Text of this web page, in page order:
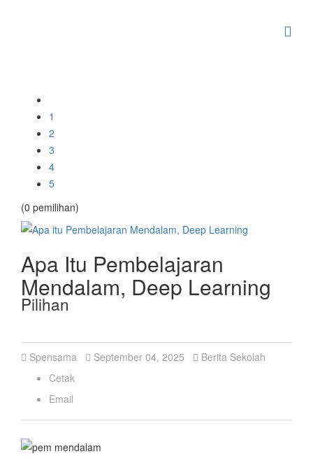
1
2
3
4
5
(0 pemilihan)
Apa Itu Pembelajaran
Mendalam, Deep Learning
Pilihan
Spensama September 04, 2025
Berita Sekolah
Cetak
Email